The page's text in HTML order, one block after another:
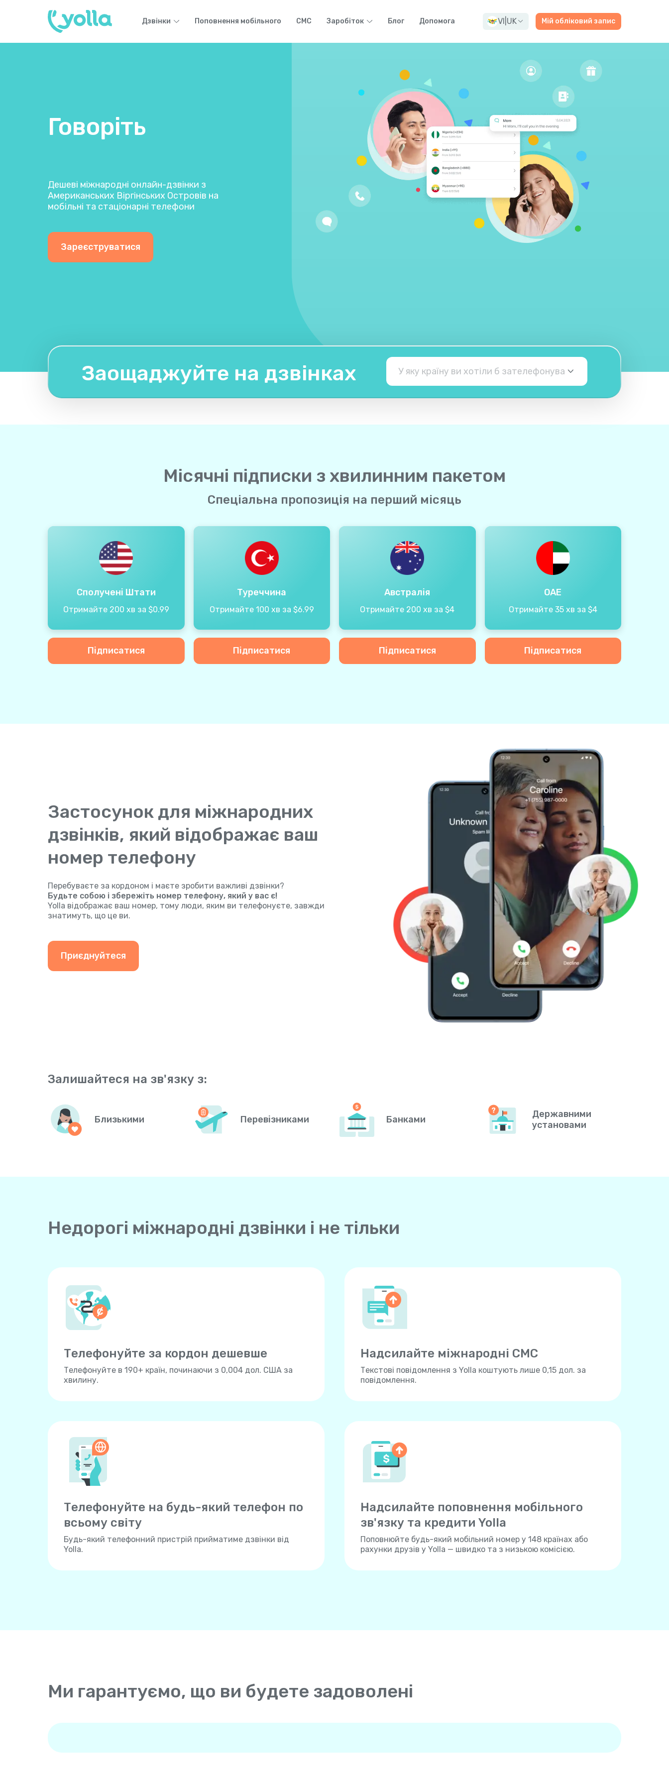
Дзвінки Поповнення мобільного СМС Заробіток Блог Допомога VI UK Мій обліковий запис
Говоріть
Дешеві міжнародні онлайн-дзвінки з
Американських Віргінських Островів на
мобільні та стаціонарні телефони
Зареєструватися
Заощаджуйте на дзвінках
Місячні підписки з хвилинним пакетом
Спеціальна пропозиція на перший місяць
Сполучені Штати
Отримайте 200 хв за $0.99
Підписатися
Туреччина
Отримайте 100 хв за $6.99
Підписатися
Австралія
Отримайте 200 хв за $4
Підписатися
ОАЕ
Отримайте 35 хв за $4
Підписатися
Застосунок для міжнародних
дзвінків, який відображає ваш
номер телефону
Перебуваєте за кордоном і маєте зробити важливі дзвінки?
Будьте собою і збережіть номер телефону, який у вас є!
Yolla відображає ваш номер, тому люди, яким ви телефонуєте, завжди
знатимуть, що це ви.
Приєднуйтеся
Залишайтеся на зв'язку з:
Близькими Перевізниками Банками
Державними
установами
Недорогі міжнародні дзвінки і не тільки
Телефонуйте за кордон дешевше
Телефонуйте в 190+ країн, починаючи з 0,004 дол. США за
хвилину.
Надсилайте міжнародні СМС
Текстові повідомлення з Yolla коштують лише 0,15 дол. за
повідомлення.
Телефонуйте на будь-який телефон по
всьому свiту
Будь-який телефонний пристрій прийматиме дзвінки від
Yolla.
Надсилайте поповнення мобільного
зв'язку та кредити Yolla
Поповнюйте будь-який мобільний номер у 148 країнах або
рахунки друзів у Yolla — швидко та з низькою комісією.
Ми гарантуємо, що ви будете задоволені